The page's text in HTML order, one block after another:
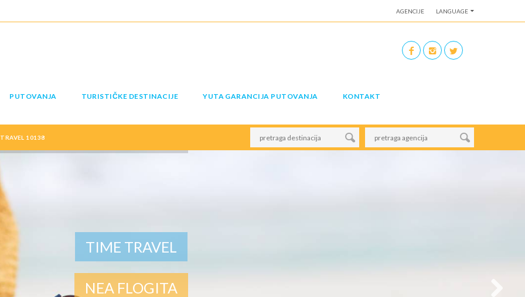
AGENCIJE LANGUAGE
PUTOVANJA TURISTIČKE DESTINACIJE YUTA GARANCIJA PUTOVANJA KONTAKT
10138
TIME TRAVEL
NEA FLOGITA